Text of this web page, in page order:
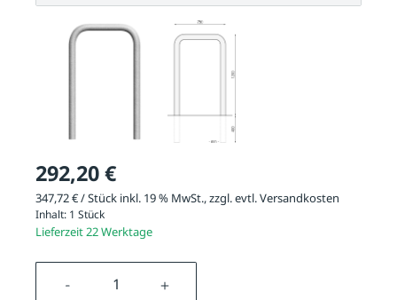
292,20 €
347,72 € / Stück inkl. 19 % MwSt., zzgl. evtl.Versandkosten
Inhalt: 1 Stück
Lieferzeit 22 Werktage
Produkt Anzahl: Gib den